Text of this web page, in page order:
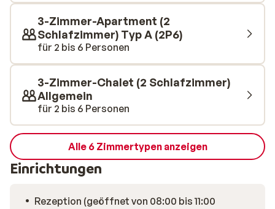
3-Zimmer-Apartment (2
Schlafzimmer) Typ A (2P6)
für 2 bis 6 Personen
3-Zimmer-Chalet (2 Schlafzimmer)
Allgemein
für 2 bis 6 Personen
Alle 6 Zimmertypen anzeigen
Einrichtungen
Rezeption (geöffnet von 08:00 bis 11:00